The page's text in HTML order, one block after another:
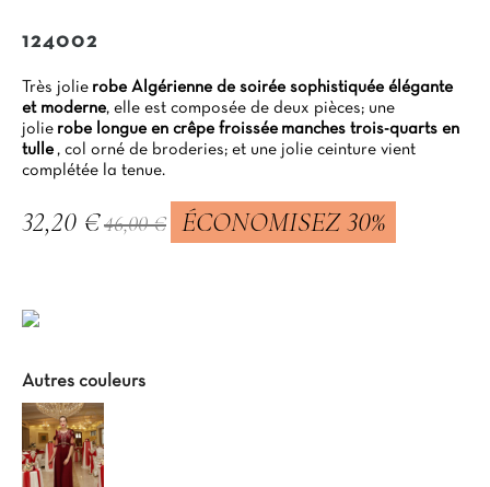
124002
Très jolie robe Algérienne de soirée sophistiquée élégante
et moderne, elle est composée de deux pièces; une
jolie robe longue en crêpe froissée manches trois-quarts en
tulle , col orné de broderies; et une jolie ceinture vient
complétée la tenue.
32,20 €46,00 € ÉCONOMISEZ 30%
Autres couleurs